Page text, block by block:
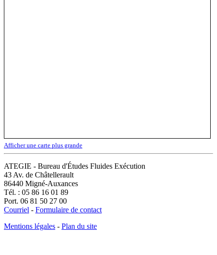
Afficher une carte plus grande
ATEGIE - Bureau d'Études Fluides Exécution
43 Av. de Châtellerault
86440 Migné-Auxances
Tél. : 05 86 16 01 89
Port. 06 81 50 27 00
Courriel - Formulaire de contact
Mentions légales - Plan du site